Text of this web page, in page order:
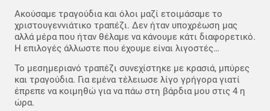
Ακούσαμε τραγούδια και όλοι μαζί ετοιμάσαμε το
χριστουγεννιάτικο τραπέζι. Δεν ήταν υποχρέωση μας
αλλά μέρα που ήταν θέλαμε να κάνουμε κάτι διαφορετικό.
Η επιλογές άλλωστε που έχουμε είναι λιγοστές…
Το μεσημεριανό τραπέζι συνεχίστηκε με κρασιά, μπύρες
και τραγούδια. Για εμένα τέλειωσε λίγο γρήγορα γιατί
έπρεπε να κοιμηθώ για να πάω στη βάρδια μου στις 4 η
ώρα.